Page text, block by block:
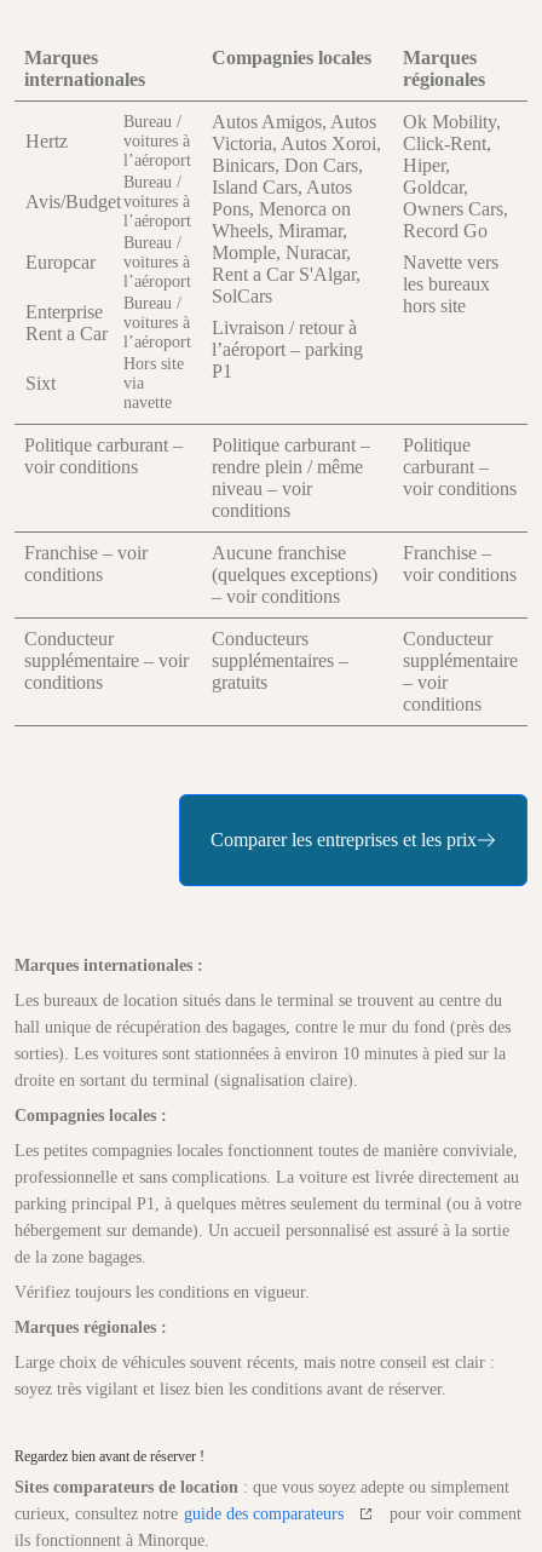
Marques
internationales
Compagnies locales
Marques
régionales
Hertz
Bureau /
voitures à
l’aéroport
Avis/Budget
Bureau /
voitures à
l’aéroport
Europcar
Bureau /
voitures à
l’aéroport
Enterprise
Rent a Car
Bureau /
voitures à
l’aéroport
Sixt
Hors site
via
navette
Autos Amigos, Autos
Victoria, Autos Xoroi,
Binicars, Don Cars,
Island Cars, Autos
Pons, Menorca on
Wheels, Miramar,
Momple, Nuracar,
Rent a Car S'Algar,
SolCars
Livraison / retour à
l’aéroport – parking
P1
Ok Mobility,
Click-Rent,
Hiper,
Goldcar,
Owners Cars,
Record Go
Navette vers
les bureaux
hors site
Politique carburant –
voir conditions
Politique carburant –
rendre plein / même
niveau – voir
conditions
Politique
carburant –
voir conditions
Franchise – voir
conditions
Aucune franchise
(quelques exceptions)
– voir conditions
Franchise –
voir conditions
Conducteur
supplémentaire – voir
conditions
Conducteurs
supplémentaires –
gratuits
Conducteur
supplémentaire
– voir
conditions
Comparer les entreprises et les prix
Marques internationales :
Les bureaux de location situés dans le terminal se trouvent au centre du
hall unique de récupération des bagages, contre le mur du fond (près des
sorties). Les voitures sont stationnées à environ 10 minutes à pied sur la
droite en sortant du terminal (signalisation claire).
Compagnies locales :
Les petites compagnies locales fonctionnent toutes de manière conviviale,
professionnelle et sans complications. La voiture est livrée directement au
parking principal P1, à quelques mètres seulement du terminal (ou à votre
hébergement sur demande). Un accueil personnalisé est assuré à la sortie
de la zone bagages.
Vérifiez toujours les conditions en vigueur.
Marques régionales :
Large choix de véhicules souvent récents, mais notre conseil est clair :
soyez très vigilant et lisez bien les conditions avant de réserver.
Regardez bien avant de réserver !
Sites comparateurs de location : que vous soyez adepte ou simplement
curieux, consultez notre guide des comparateurs
pour voir comment
ils fonctionnent à Minorque.